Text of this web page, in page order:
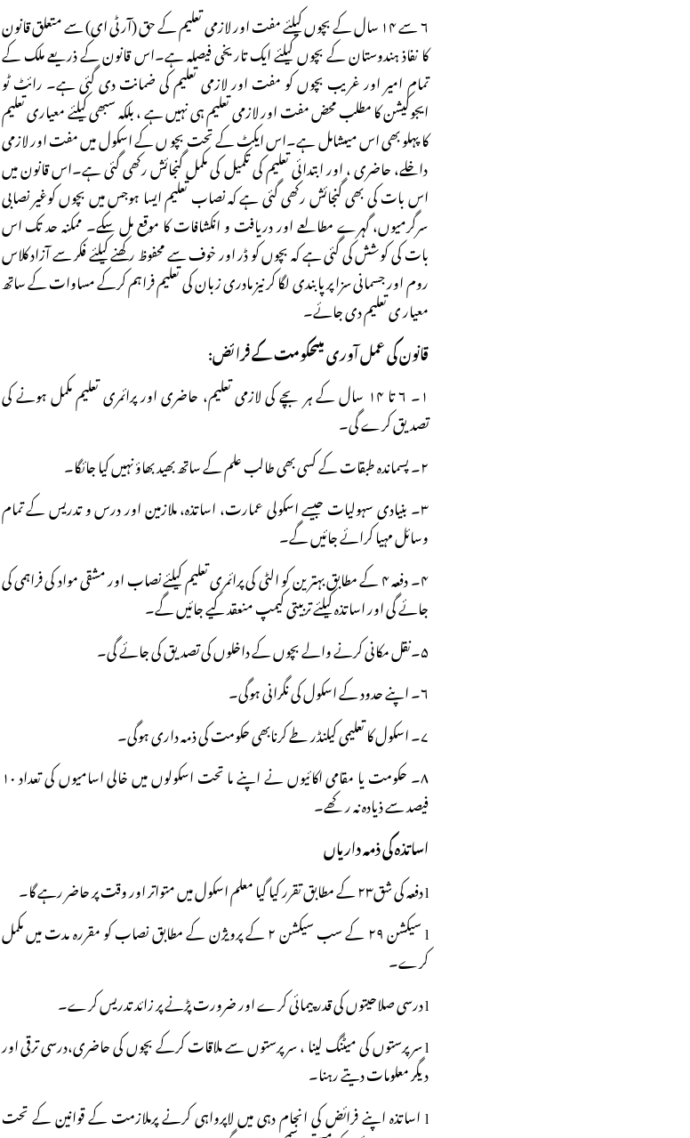
۶ سے ۱۴ سال کے بچوں کیلئے مفت اور لازمی تعلیم کے حق (آر ٹی ای) سے متعلق قانون
کا نفاذ ہندوستان کے بچوں کیلئے ایک تاریخی فیصلہ ہے۔اس قانون کے ذریعے ملک کے
تمام امیر اور غریب بچوں کو مفت اور لازمی تعلیم کی ضمانت دی گئی ہے۔ رائٹ ٹو
ایجوکیشن کا مطلب محض مفت اور لازمی تعلیم ہی نہیں ہے ، بلکہ سبھی کیلئے معیاری تعلیم
کا پہلو بھی اس میںشامل ہے۔اس ایکٹ کے تحت بچو ں کے اسکول میں مفت اور لازمی
داخلے، حاضری ، اور ابتدائی تعلیم کی تکمیل کی مکمل گنجائش رکھی گئی ہے۔اس قانون میں
اس بات کی بھی گنجائش رکھی گئی ہے کہ نصاب تعلیم ایسا ہوجس میں بچوں کوغیر نصابی
سرگرمیوں، گہرے مطالعے اور دریافت و انکشافات کا موقع مل سکے۔ ممکنہ حد تک اس
بات کی کوشش کی گئی ہے کہ بچوں کو ڈر اور خوف سے محفوظ رکھنے کیلئے فکر سے آزاد کلاس
روم اور جسمانی سزا پر پابندی لگا کر نیز مادری زبان کی تعلیم فراہم کرکے مساوات کے ساتھ
معیار ی تعلیم دی جائے۔
قانون کی عمل آوری میںحکومت کے فرائض:
۱۔ ۶ تا ۱۴ سال کے ہر بچے کی لازمی تعلیم، حاضری اور پرائمری تعلیم مکمل ہونے کی
تصدیق کرے گی۔
۲۔ پسماندہ طبقات کے کسی بھی طالب علم کے ساتھ بھید بھاؤ نہیں کیا جائگا۔
۳۔ بنیادی سہولیات جیسے اسکولی عمارت، اساتذہ، ملازمین اور درس و تدریس کے تمام
وسائل مہیا کرائے جائیں گے۔
۴۔ دفعہ ۴ کے مطابق بہترین کو الٹی کی پرائمری تعلیم کیلئے نصاب اور مشقی مواد کی فراہمی کی
جائے گی اور اساتذہ کیلئے تربیتی کیمپ منعقد کیے جائیں گے۔
۵۔نقل مکانی کرنے والے بچوں کے داخلوں کی تصدیق کی جائے گی۔
۶۔ اپنے حدود کے اسکول کی نگرانی ہوگی۔
۷۔ اسکول کا تعلیمی کیلنڈر طے کرنابھی حکومت کی ذمہ داری ہوگی۔
۸۔ حکومت یا مقامی اکائیوں نے اپنے ما تحت اسکولوں میں خالی اسامیوں کی تعداد ۱۰
فیصد سے ذیادہ نہ رکھے۔
اساتذہ کی ذمہ داریاں
l دفعہ کی شق۲۳ کے مطابق تقرر کیا گیا معلم اسکول میں متواتر اور وقت پر حاضر رہے گا۔
l سیکشن ۲۹ کے سب سیکشن ۲ کے پرویژن کے مطابق نصاب کو مقررہ مدت میں مکمل
کرے۔
l درسی صلاحیتوں کی قدر پیمائی کرے اور ضرورت پڑنے پر زائد تدریس کرے۔
l سرپرستوں کی میٹنگ لینا ، سرپرستوں سے ملاقات کرکے بچوں کی حاضری،درسی ترقی اور
دیگر معلومات دیتے رہنا۔
l اساتذہ اپنے فرائض کی انجام دہی میں لاپرواہی کرنے پرملازمت کے قوانین کے تحت